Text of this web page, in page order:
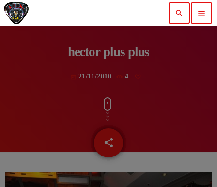
search menu
hector plus plus
21/11/2010 4
share
email